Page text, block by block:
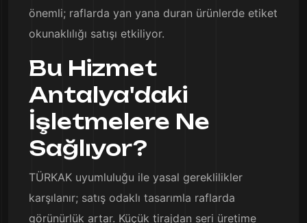
önemli; raflarda yan yana duran ürünlerde etiket
okunaklılığı satışı etkiliyor.
Bu Hizmet
Antalya'daki
İşletmelere Ne
Sağlıyor?
TÜRKAK uyumluluğu ile yasal gereklilikler
karşılanır; satış odaklı tasarımla raflarda
görünürlük artar. Küçük tirajdan seri üretime